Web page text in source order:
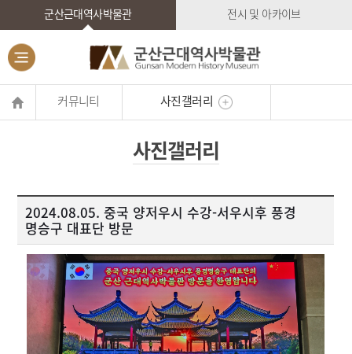
군산근대역사박물관 전시 및 아카이브
커뮤니티 사진갤러리
사진갤러리
2024.08.05. 중국 양저우시 수강-서우시후 풍경
명승구 대표단 방문